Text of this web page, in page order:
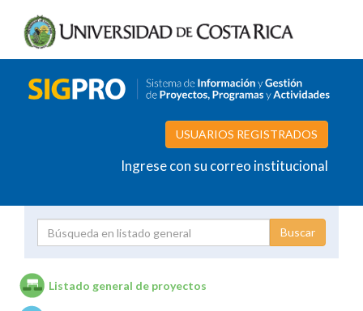
USUARIOS REGISTRADOS
Ingrese con su correo institucional
Listado general de proyectos